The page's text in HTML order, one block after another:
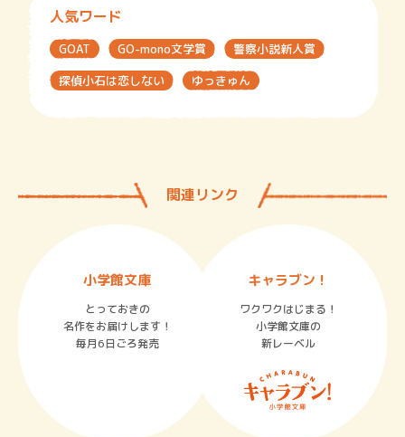
人気ワード
GOAT GO-mono文学賞
警察小説新人賞
探偵小石は恋しない
ゆっきゅん
関連リンク
小学館文庫
とっておきの
名作をお届けします！
毎月6日ごろ発売
キャラブン！
ワクワクはじまる！
小学館文庫の
新レーベル